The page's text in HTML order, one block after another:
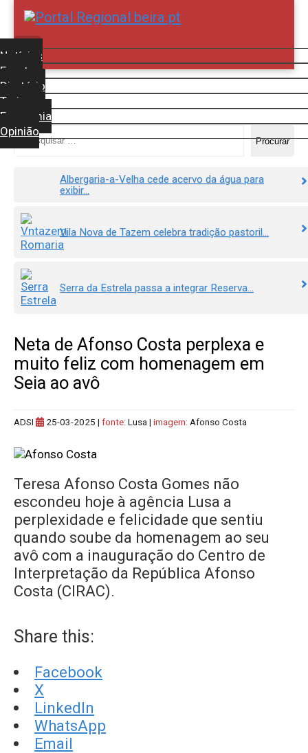
content
Notícias
Eventos
Diretório
Turismo
Economia
Opinião
Procurar
por:
Procurar
Albergaria-a-Velha cede acervo da água para
exibir...
Vila Nova de Tazem celebra tradição pastoril...
Serra da Estrela passa a integrar Reserva...
Neta de Afonso Costa perplexa e
muito feliz com homenagem em
Seia ao avô
ADSI 25-03-2025 | fonte: Lusa | imagem: Afonso Costa
Teresa Afonso Costa Gomes não
escondeu hoje à agência Lusa a
perplexidade e felicidade que sentiu
quando soube da homenagem ao seu
avô com a inauguração do Centro de
Interpretação da República Afonso
Costa (CIRAC).
Share this:
Facebook
X
LinkedIn
WhatsApp
Email